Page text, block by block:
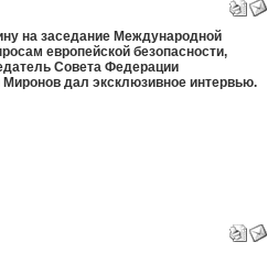
на заседание Международной
европейской безопасности,
Совета Федерации
дал эксклюзивное интервью.